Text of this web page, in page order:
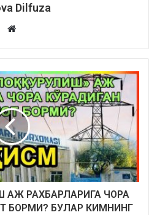
Dilfuza
Website
АЖ РАХБАРЛАРИГА ЧОРА
БОРМИ? БУЛАР КИМНИНГ